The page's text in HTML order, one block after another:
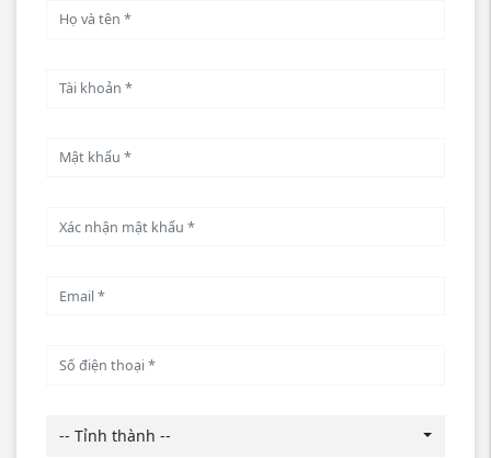
-- Tỉnh thành --